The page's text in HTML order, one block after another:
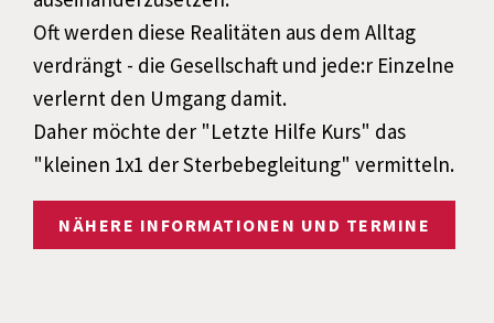
Oft werden diese Realitäten aus dem Alltag
verdrängt - die Gesellschaft und jede:r Einzelne
verlernt den Umgang damit.
Daher möchte der "Letzte Hilfe Kurs" das
"kleinen 1x1 der Sterbebegleitung" vermitteln.
NÄHERE INFORMATIONEN UND TERMINE